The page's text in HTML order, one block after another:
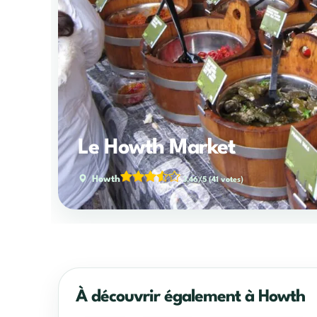
Le Howth Market
Howth 3,46/5(41 votes)
À découvrir également à Howth